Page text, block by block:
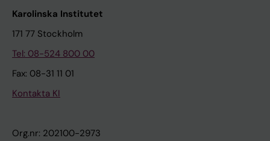
Karolinska Institutet
171 77 Stockholm
Tel: 08-524 800 00
Fax: 08-31 11 01
Kontakta KI
Org.nr: 202100-2973